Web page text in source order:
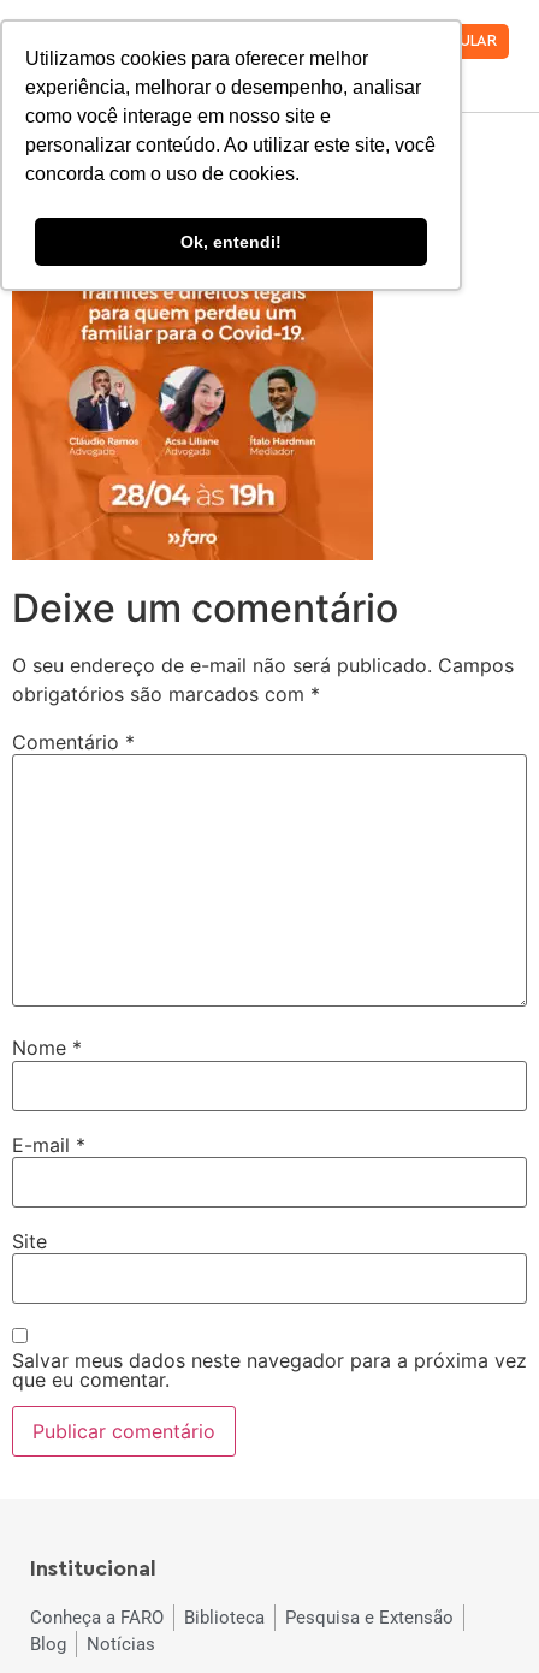
Utilizamos cookies para oferecer melhor
experiência, melhorar o desempenho, analisar
como você interage em nosso site e
personalizar conteúdo. Ao utilizar este site, você
concorda com o uso de cookies.
Ok, entendi!
VESTIBULAR
25.04
Deixe um comentário
O seu endereço de e-mail não será publicado. Campos
obrigatórios são marcados com *
Comentário *
Nome *
E-mail *
Site
Salvar meus dados neste navegador para a próxima vez
que eu comentar.
Institucional
Conheça a FARO Biblioteca
Pesquisa e Extensão
Blog
Notícias